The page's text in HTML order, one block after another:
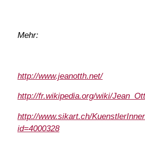
Mehr:
http://www.jeanotth.net/
http://fr.wikipedia.org/wiki/
http://www.sikart.ch/
id=4000328